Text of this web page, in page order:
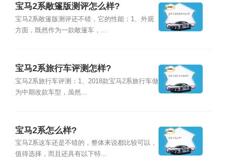
宝马2系敞篷版测评怎么样?
宝马2系敞篷版测评还不错，它的性能：1、外观
方面，既然作为一款敞篷车，...
宝马2系旅行车评测怎样?
宝马2系旅行车评测：1、2018款宝马2系旅行车做
为中期改款车型，虽然...
宝马2系怎么样?
宝马2系这车还是不错的，整体来说都比较可以，
值得选择，而且还具有以下特...